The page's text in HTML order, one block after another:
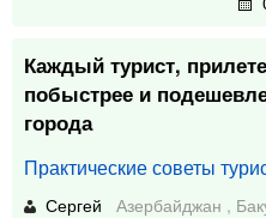
Каждый турист,
побыстрее и
города
Практические советы
Сергей Азербайджан ,